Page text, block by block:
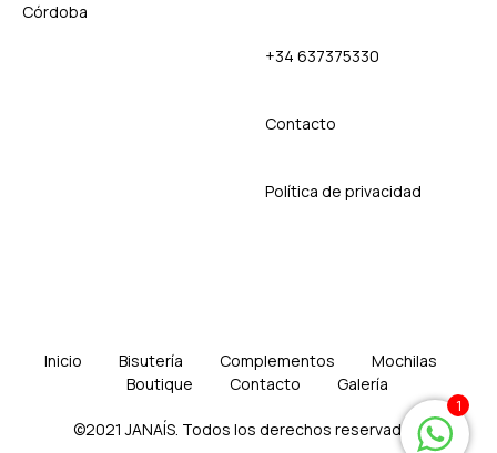
Córdoba
+34 637375330
Contacto
Política de privacidad
©2021 JANAÍS. Todos los derechos reservados.
Inicio Bisutería Complementos
Mochilas
Boutique
Contacto Galería
1